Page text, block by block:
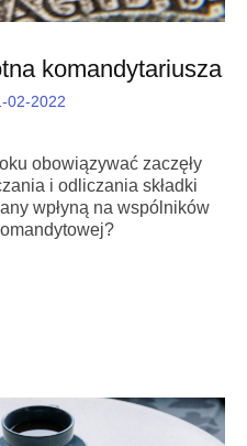
komandytariusza
02-2022
obowiązywać zaczęły
i odliczania składki
wpłyną na wspólników